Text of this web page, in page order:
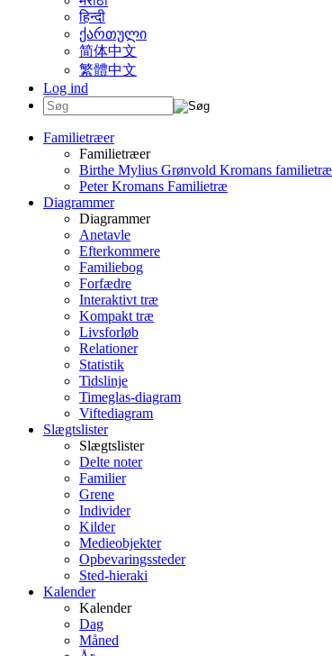
हिन्दी
ქართული
简体中文
繁體中文
Log ind
Familietræer
Familietræer
Birthe Mylius Grønvold Kromans familietræ
Peter Kromans Familietræ
Diagrammer
Diagrammer
Anetavle
Efterkommere
Familiebog
Forfædre
Interaktivt træ
Kompakt træ
Livsforløb
Relationer
Statistik
Tidslinje
Timeglas-diagram
Viftediagram
Slægtslister
Slægtslister
Delte noter
Familier
Grene
Individer
Kilder
Medieobjekter
Opbevaringssteder
Sted-hieraki
Kalender
Kalender
Dag
Måned